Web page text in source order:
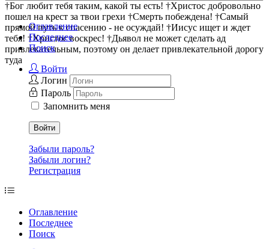
†Бог любит тебя таким, какой ты есть! †Христос добровольно
пошел на крест за твои грехи †Смерть побеждена! †Самый
прямой путь к спасению - не осуждай! †Иисус ищет и ждет
тебя! †Христос воскрес! †Дьявол не может сделать ад
привлекательным, поэтому он делает привлекательной дорогу
туда
Оглавление
Последнее
Поиск
Войти
Логин
Пароль
Запомнить меня
Войти
Забыли пароль?
Забыли логин?
Регистрация
Оглавление
Последнее
Поиск